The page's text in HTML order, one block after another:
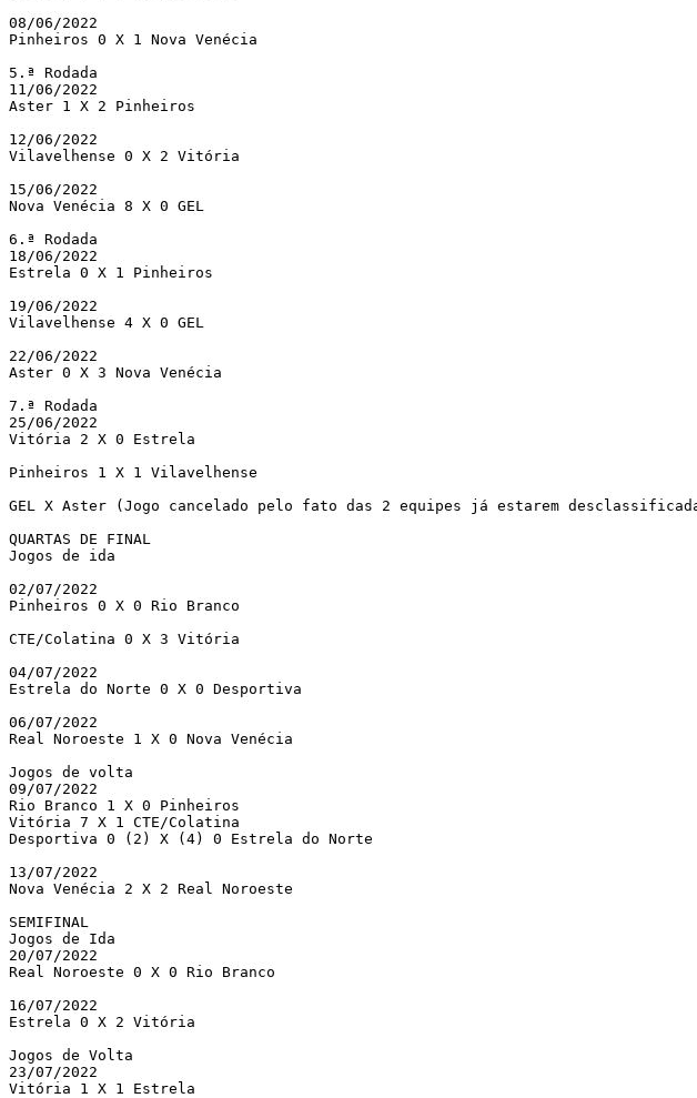
08/06/2022
Pinheiros 0 X 1 Nova Venécia
5.ª Rodada
11/06/2022
Aster 1 X 2 Pinheiros
12/06/2022
Vilavelhense 0 X 2 Vitória
15/06/2022
Nova Venécia 8 X 0 GEL
6.ª Rodada
18/06/2022
Estrela 0 X 1 Pinheiros
19/06/2022
Vilavelhense 4 X 0 GEL
22/06/2022
Aster 0 X 3 Nova Venécia
7.ª Rodada
25/06/2022
Vitória 2 X 0 Estrela
Pinheiros 1 X 1 Vilavelhense
GEL X Aster (Jogo cancelado pelo fato das 2 equipes já estarem
QUARTAS DE FINAL
Jogos de ida
02/07/2022
Pinheiros 0 X 0 Rio Branco
CTE/Colatina 0 X 3 Vitória
04/07/2022
Estrela do Norte 0 X 0 Desportiva
06/07/2022
Real Noroeste 1 X 0 Nova Venécia
Jogos de volta
09/07/2022
Rio Branco 1 X 0 Pinheiros
Vitória 7 X 1 CTE/Colatina
Desportiva 0 (2) X (4) 0 Estrela do Norte
13/07/2022
Nova Venécia 2 X 2 Real Noroeste
SEMIFINAL
Jogos de Ida
20/07/2022
Real Noroeste 0 X 0 Rio Branco
16/07/2022
Estrela 0 X 2 Vitória
Jogos de Volta
23/07/2022
Vitória 1 X 1 Estrela